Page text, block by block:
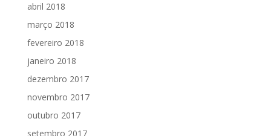
abril 2018
março 2018
fevereiro 2018
janeiro 2018
dezembro 2017
novembro 2017
outubro 2017
setembro 2017